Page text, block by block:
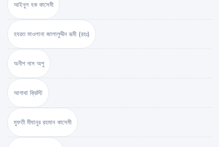
আইনুল হক কাসেমী
হযরত মাওলানা জালালুদ্দীন রূমী (রহঃ)
অনীশ দাস অপু
আগাথা ক্রিস্টি
মুফতী মীযানুর রহমান কাসেমী